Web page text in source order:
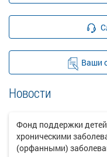
Ваши
Новости
Фонд поддержки
хроническими
(орфанными)